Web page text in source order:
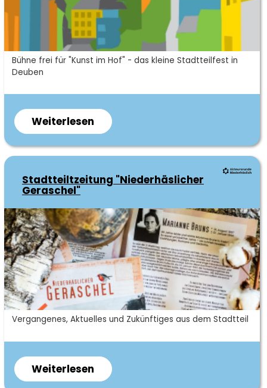
Kurzbeschreibung
Bühne frei für "Kunst im Hof" - das kleine Stadtteilfest in
Deuben
Weiterlesen über
Deubener
Stadtteilfest
im
Stadtteiltzeitung "Niederhäslicher
Geraschel"
Kurzbeschreibung
Vergangenes, Aktuelles und Zukünftiges aus dem Stadtteil
Weiterlesen über
Stadtteiltzeitung